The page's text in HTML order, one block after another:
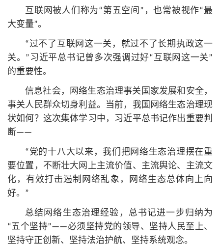
互联网被人们称为“第五空间”，也常被视作“最
大变量”。
“过不了互联网这一关，就过不了长期执政这一
关。”习近平总书记曾多次强调过好“互联网这一关”
的重要性。
信息社会，网络生态治理事关国家发展和安全，
事关人民群众切身利益。当前，我国网络生态治理现
状如何？这次集体学习中，习近平总书记作出重要判
断——
“党的十八大以来，我们把网络生态治理摆在重
要位置，不断壮大网上主流价值、主流舆论、主流文
化，有效打击遏制网络乱象，网络生态总体向上向
好。”
总结网络生态治理经验， 总书记进一步归纳为
“五个坚持”——必须坚持党的领导、坚持人民至上、
坚持守正创新、坚持法治护航、坚持系统观念。